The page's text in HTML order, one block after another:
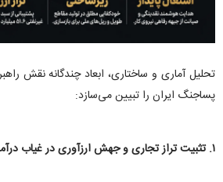
تحلیل آماری و ساختاری، ابعاد چندگانه نقش
پساجنگ ایران را تبیین می‌سازد:
۱. تثبیت تراز تجاری و جهش ارزآوری در غیاب درآمد‌های سنتی